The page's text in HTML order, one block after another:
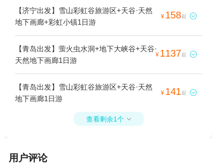
【济宁出发】雪山彩虹谷旅游区+天谷·天然
地下画廊+彩虹小镇1日游
¥ 158起 
【青岛出发】萤火虫水洞+地下大峡谷+天谷·
天然地下画廊1日游
¥ 1137起 
【青岛出发】雪山彩虹谷旅游区+天谷·天然
地下画廊1日游
¥ 141 起 
查看剩余1个 
用户评论